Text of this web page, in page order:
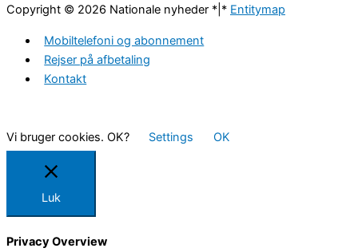
Copyright © 2026 Nationale nyheder *|* Entitymap
Mobiltelefoni og abonnement
Rejser på afbetaling
Kontakt
Vi bruger cookies. OK? Settings OK
Luk
Privacy Overview